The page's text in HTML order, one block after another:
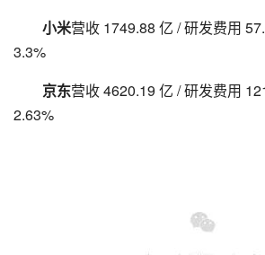
小米营收 1749.88 亿 / 研发费用
3.3%
京东营收 4620.19 亿 / 研发费用
2.63%